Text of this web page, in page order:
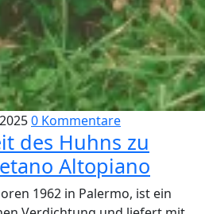
0 Kommentare
des Huhns zu
Altopiano
1962 in Palermo, ist ein